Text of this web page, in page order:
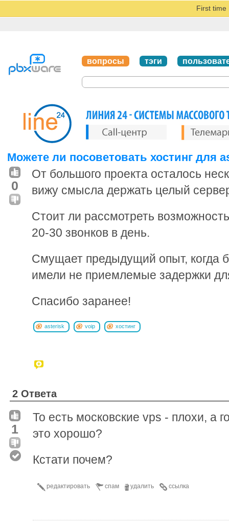
First time
вопросы тэги
Можете ли посоветовать хостинг для
0
От большого проекта осталось
вижу смысла держать целый
Стоит ли рассмотреть
20-30 звонков в день.
Смущает предыдущий опыт, когда
имели не приемлемые задержки
Спасибо заранее!
asterisk voip хостинг
2 Ответа
1
То есть московские vps - плохи, а
это хорошо?
Кстати почем?
ссылка
удалить
спам
редактировать